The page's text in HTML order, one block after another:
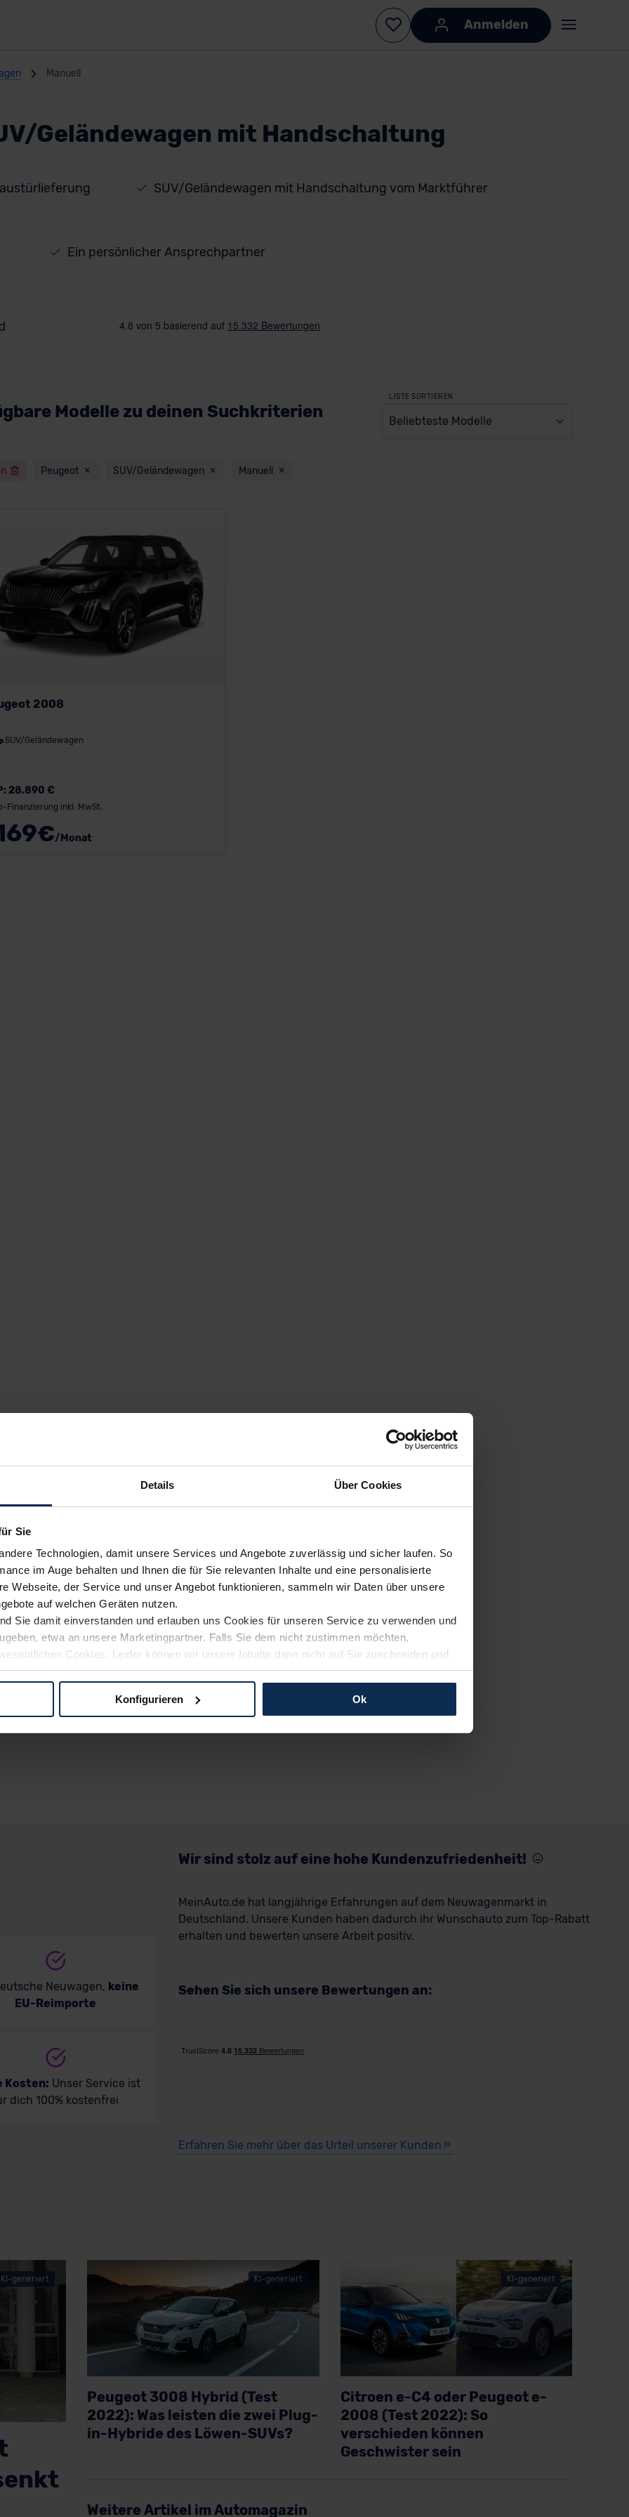
Details Über Cookies
Sie
Technologien, damit unsere Services und Angebote zuverlässig und sicher laufen. So
im Auge behalten und Ihnen die für Sie relevanten Inhalte und eine personalisierte
Webseite, der Service und unser Angebot funktionieren, sammeln wir Daten über unsere
auf welchen Geräten nutzen.
Sie damit einverstanden und erlauben uns Cookies für unseren Service zu verwenden und
etwa an unsere Marketingpartner. Falls Sie dem nicht zustimmen möchten,
Cookies. Leider können wir unsere Inhalte dann nicht auf Sie zuschneiden und
Weg zu Ihrem Neuwagen unterstützen. Sie können die Einstellungen jederzeit anpassen
Konfigurieren Ok
Anmelden
Manuell
Geländewagen mit Handschaltung
SUV/Geländewagen mit Handschaltung vom Marktführer
Ein persönlicher Ansprechpartner
Modelle zu deinen Suchkriterien
LISTE SORTIEREN
Beliebteste Modelle
Peugeot SUV/Geländewagen Manuell
2008
SUV/Geländewagen
28.890 €
Finanzierung inkl. MwSt.
€/Monat
Neuwagen, keine
EU-Reimporte
Kosten: Unser Service ist
dich 100% kostenfrei
Wir sind stolz auf eine hohe Kundenzufriedenheit!
MeinAuto.de hat langjährige Erfahrungen auf dem Neuwagenmarkt in
Deutschland. Unsere Kunden haben dadurch ihr Wunschauto zum Top-Rabatt
erhalten und bewerten unsere Arbeit positiv.
Sehen Sie sich unsere Bewertungen an:
Erfahren Sie mehr über das Urteil unserer Kunden
KI-generiert KI-generiert
Peugeot 3008 Hybrid (Test
2022): Was leisten die zwei Plug-
in-Hybride des Löwen-SUVs?
KI-generiert
Citroen e-C4 oder Peugeot e-
2008 (Test 2022): So
verschieden können
Geschwister sein
Weitere Artikel im Automagazin